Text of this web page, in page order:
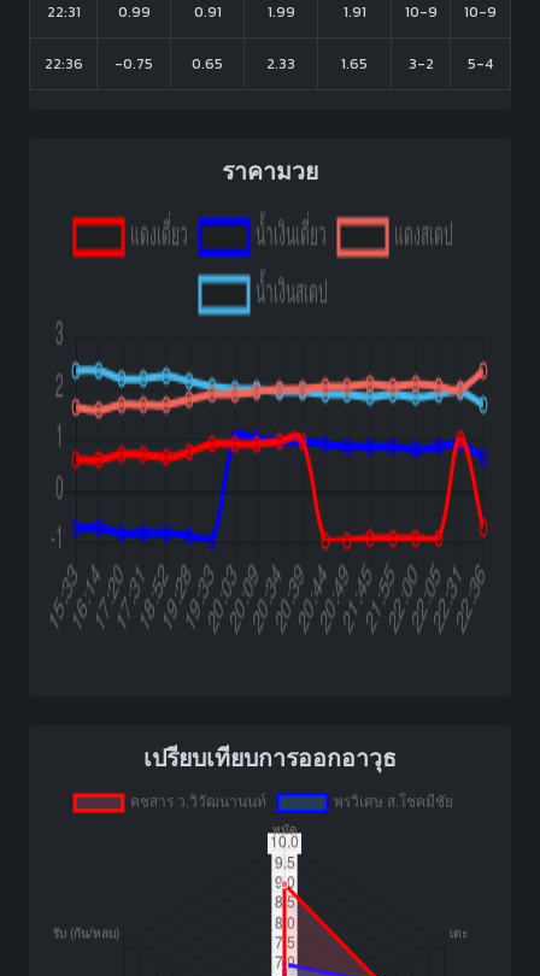
22:31 0.99 0.91 1.99 1.91 10-9 10-9
22:36 -0.75 0.65 2.33 1.65 3-2 5-4
ราคามวย
เปรียบเทียบการออกอาวุธ